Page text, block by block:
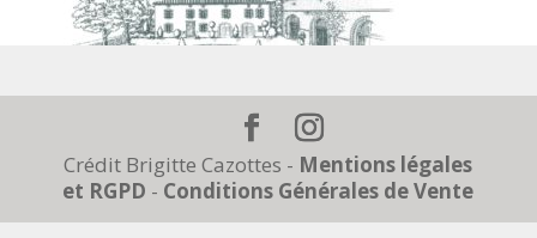
Crédit Brigitte Cazottes - Mentions légales
et RGPD - Conditions Générales de Vente